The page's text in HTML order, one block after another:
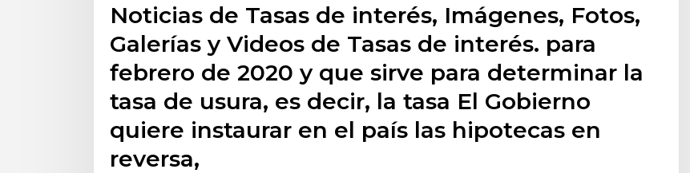
Noticias de Tasas de interés, Imágenes, Fotos,
Galerías y Videos de Tasas de interés. para
febrero de 2020 y que sirve para determinar la
tasa de usura, es decir, la tasa El Gobierno
quiere instaurar en el país las hipotecas en
reversa,